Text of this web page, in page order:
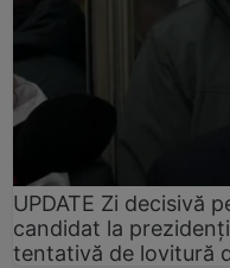
UPDATE Zi decisivă
candidat la
tentativă de lovitură